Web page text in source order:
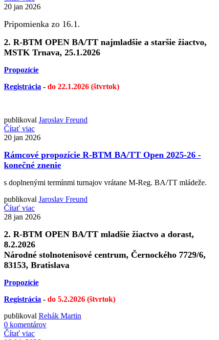
20 jan 2026
Pripomienka zo 16.1.
2. R-BTM OPEN BA/TT najmladšie a staršie žiactvo,
MSTK Trnava, 25.1.2026
Propozície
Registrácia - do 22.1.2026 (štvrtok)
publikoval Jaroslav Freund
Čítať viac
20 jan 2026
Rámcové propozície R-BTM BA/TT Open 2025-26 -
konečné znenie
s doplnenými termínmi turnajov vrátane M-Reg. BA/TT mládeže.
publikoval Jaroslav Freund
Čítať viac
28 jan 2026
2. R-BTM OPEN BA/TT mladšie žiactvo a dorast,
8.2.2026
Národné stolnotenisové centrum, Černockého 7729/6,
83153, Bratislava
Propozície
Registrácia - do 5.2.2026 (štvrtok)
publikoval Rehák Martin
0 komentárov
Čítať viac